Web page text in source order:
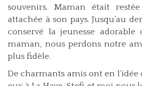
souvenirs. Maman était
attachée à son pays. Jusqu’au
conservé la jeunesse adorable
maman, nous perdons notre
plus fidèle.
De charmants amis ont en